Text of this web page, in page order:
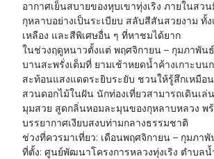
อากาศเย็นสบายของหุบเขาทุ่งเริง ภายในสว
กุหลาบอย่างเป็นระเบียบ สลับสีสันสวยงาม ทั้
เหลือง และสีพิเศษอื่น ๆ ที่หาชมได้ยาก
ในช่วงฤดูหนาวตั้งแต่ พฤศจิกายน – กุมภาพันธ์
บานสะพรั่งเต็มที่ ยามเช้าหยดน้ำค้างเกาะบน
สะท้อนแสงแดดระยิบระยับ ชวนให้รู้สึกเหมือ
สวนดอกไม้ในฝัน นักท่องเที่ยวสามารถเดินเ
มุมสวย สูดกลิ่นหอมละมุนของกุหลาบหลวง พ
บรรยากาศเงียบสงบท่ามกลางธรรมชาติ
ช่วงที่ควรมาเที่ยว: เดือนพฤศจิกายน – กุมภาพั
ที่ตั้ง: ศูนย์พัฒนาโครงการหลวงทุ่งเริง ตำบลน้